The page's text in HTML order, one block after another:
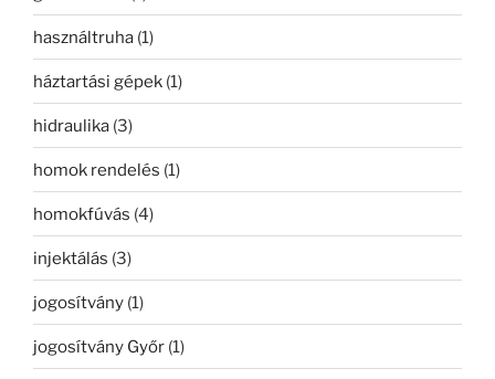
használtruha (1)
háztartási gépek (1)
hidraulika (3)
homok rendelés (1)
homokfúvás (4)
injektálás (3)
jogosítvány (1)
jogosítvány Győr (1)